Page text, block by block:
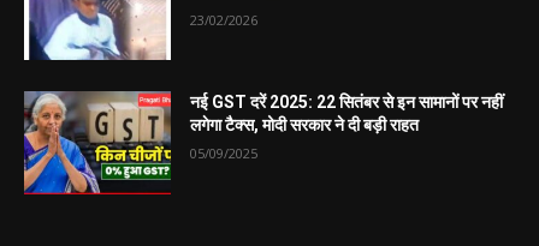
23/02/2026
नई GST दरें 2025: 22 सितंबर से इन सामानों पर नहीं
लगेगा टैक्स, मोदी सरकार ने दी बड़ी राहत
05/09/2025